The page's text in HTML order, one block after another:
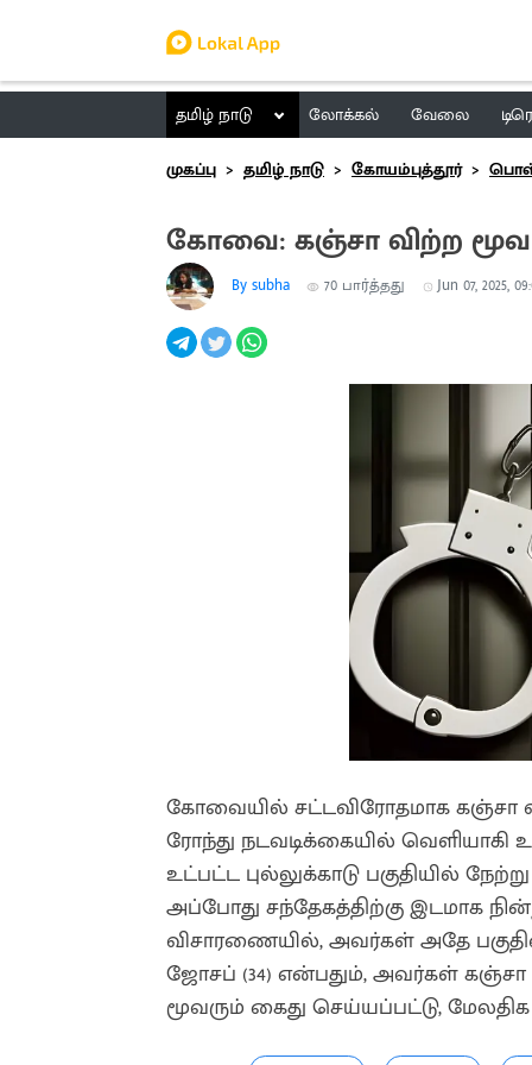
தமிழ் நாடு லோக்கல் வேலை
முகப்பு
தமிழ் நாடு கோயம்புத்தூர்
கோவை: கஞ்சா விற்ற
By subha 70 பார்த்தது Jun 07, 2025,
கோவையில் சட்டவிரோதமாக கஞ்சா
ரோந்து நடவடிக்கையில் வெளியாகி
உட்பட்ட புல்லுக்காடு பகுதியில்
அப்போது சந்தேகத்திற்கு இடமாக
விசாரணையில், அவர்கள் அதே
ஜோசப் (34) என்பதும், அவர்கள் கஞ்சா
மூவரும் கைது செய்யப்பட்டு,